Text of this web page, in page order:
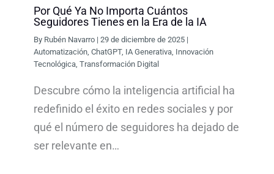
Por Qué Ya No Importa Cuántos
Seguidores Tienes en la Era de la IA
By Rubén Navarro |29 de diciembre de 2025 |
Automatización ,ChatGPT, IA Generativa Innovación
Tecnológica ,Transformación Digital
Descubre cómo la inteligencia artificial ha
redefinido el éxito en redes sociales y por
qué el número de seguidores ha dejado de
ser relevante en…